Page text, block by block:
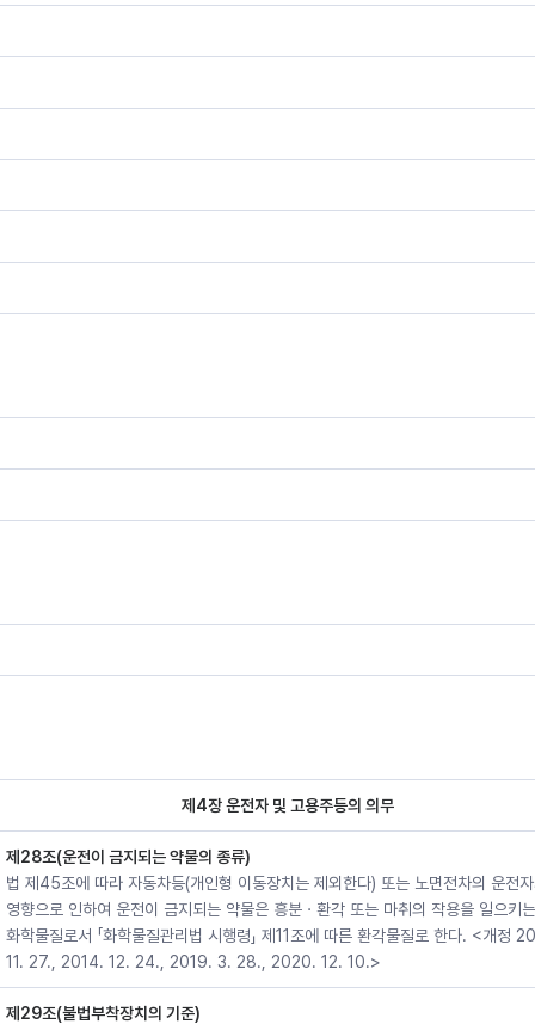
제4장 운전자 및 고용주등의 의무
제28조(운전이 금지되는 약물의 종류)
법 제45조에 따라 자동차등(개인형 이동장치는 제외한다) 또는 노면전차의 운전
영향으로 인하여 운전이 금지되는 약물은 흥분ㆍ환각 또는 마취의 작용을 일으키
화학물질로서 「화학물질관리법 시행령」 제11조에 따른 환각물질로 한다. <개정
11. 27., 2014. 12. 24., 2019. 3. 28., 2020. 12. 10.>
제29조(불법부착장치의 기준)